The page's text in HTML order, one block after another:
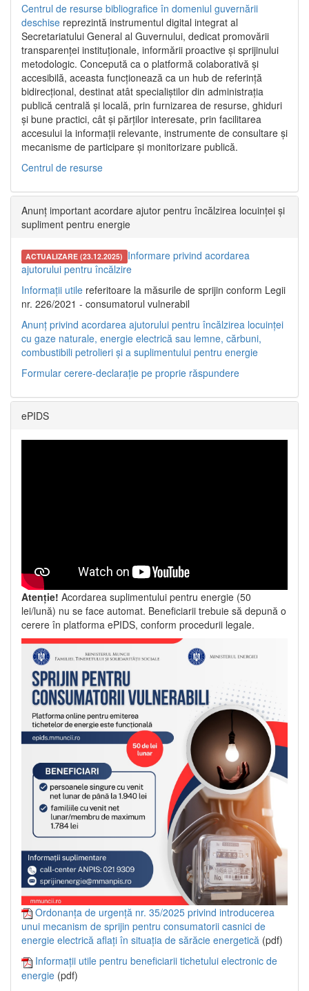
Centrul de resurse bibliografice în domeniul guvernării
deschise reprezintă instrumentul digital integrat al
Secretariatului General al Guvernului, dedicat promovării
transparenței instituționale, informării proactive și sprijinului
metodologic. Concepută ca o platformă colaborativă și
accesibilă, aceasta funcționează ca un hub de referință
bidirecțional, destinat atât specialiștilor din administrația
publică centrală și locală, prin furnizarea de resurse, ghiduri
și bune practici, cât și părților interesate, prin facilitarea
accesului la informații relevante, instrumente de consultare și
mecanisme de participare și monitorizare publică.
Centrul de resurse
Anunț important acordare ajutor pentru încălzirea locuinței și
supliment pentru energie
ACTUALIZARE (23.12.2025) Informare privind acordarea
ajutorului pentru încălzire
Informații utile referitoare la măsurile de sprijin conform Legii
nr. 226/2021 - consumatorul vulnerabil
Anunț privind acordarea ajutorului pentru încălzirea locuinței
cu gaze naturale, energie electrică sau lemne, cărbuni,
combustibili petrolieri și a suplimentului pentru energie
Formular cerere-declarație pe proprie răspundere
ePIDS
Atenție! Acordarea suplimentului pentru energie (50
lei/lună) nu se face automat. Beneficiarii trebuie să depună o
cerere în platforma ePIDS, conform procedurii legale.
Ordonanța de urgență nr. 35/2025 privind introducerea
unui mecanism de sprijin pentru consumatorii casnici de
energie electrică aflați în situația de sărăcie energetică (pdf)
Informații utile pentru beneficiarii tichetului electronic de
energie (pdf)